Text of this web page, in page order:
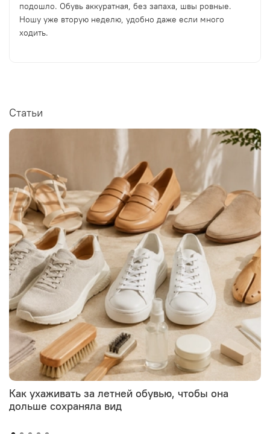
подошло. Обувь аккуратная, без запаха, швы ровные.
Ношу уже вторую неделю, удобно даже если много
ходить.
Статьи
Как ухаживать за летней обувью, чтобы она
дольше сохраняла вид